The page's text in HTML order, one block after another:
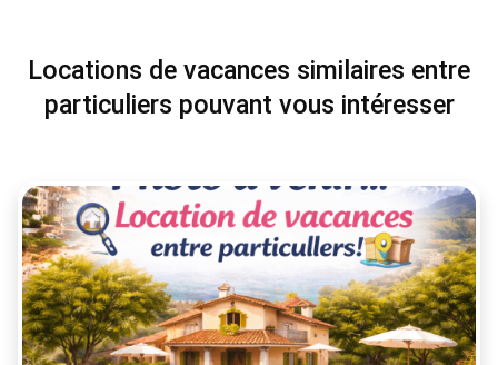
Locations de vacances similaires entre
particuliers pouvant vous intéresser